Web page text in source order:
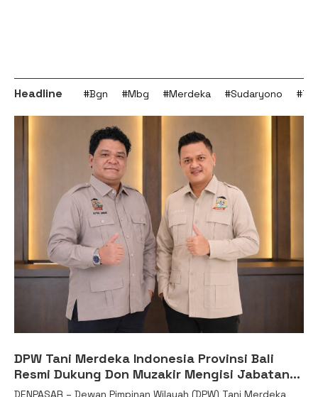
Headline #Bgn #Mbg #Merdeka #Sudaryono
DPW Tani Merdeka Indonesia Provinsi Bali
Resmi Dukung Don Muzakir Mengisi Jabatan
Wakil Menteri Pertanian RI
DENPASAR – Dewan Pimpinan Wilayah (DPW) Tani Merdeka